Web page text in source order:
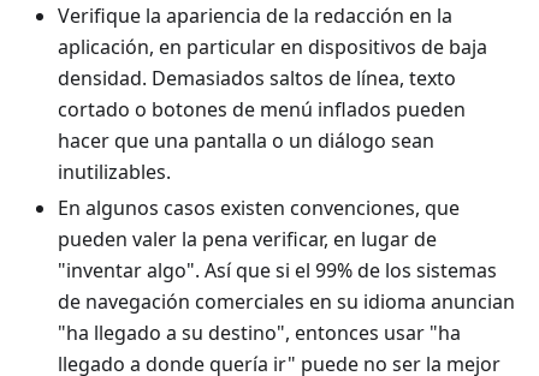
Verifique la apariencia de la redacción en la
aplicación, en particular en dispositivos de baja
densidad. Demasiados saltos de línea, texto
cortado o botones de menú inflados pueden
hacer que una pantalla o un diálogo sean
inutilizables.
En algunos casos existen convenciones, que
pueden valer la pena verificar, en lugar de
"inventar algo". Así que si el 99% de los sistemas
de navegación comerciales en su idioma anuncian
"ha llegado a su destino", entonces usar "ha
llegado a donde quería ir" puede no ser la mejor